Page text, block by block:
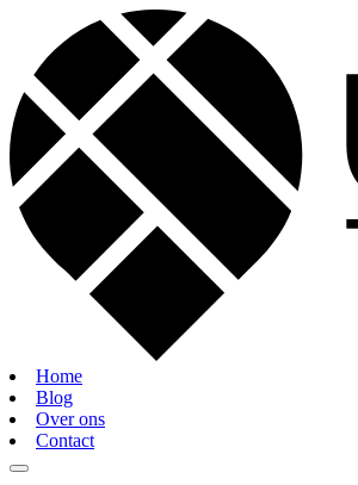
Home
Blog
Over ons
Contact